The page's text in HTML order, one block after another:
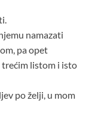
namazati
pa opet
trećim listom i isto
po želji, u mom